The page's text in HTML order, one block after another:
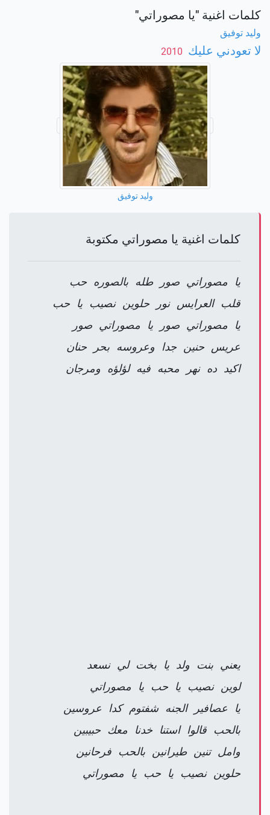
كلمات اغنية "يا مصوراتي"
وليد توفيق
لا تعودني عليك
وليد توفيق
كلمات اغنية يا مصوراتي مكتوبة
يا مصوراتي صور طله بالصوره حب
قلب العرايس نور حلوين نصيب يا حب
يا مصوراتي صور يا مصوراتي صور
عريس حنين جدا وعروسه بحر حنان
اكيد ده نهر محبه فيه لؤلؤه ومرجان
يعني بنت ولد يا بخت لي نسعد
لوين نصيب يا حب يا مصوراتي
يا عصافير الجنه شفتوم كدا عروسين
بالحب قالوا استنا خدنا معك حبيبين
وامل تنين طيرانين بالحب فرحانين
حلوين نصيب يا حب يا مصوراتي